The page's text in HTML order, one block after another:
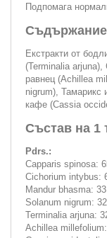
Подпомага
Екстракти от
(Terminalia
равнец (Achillea
nigrum), Тамарикс
кафе (Cassia
Състав на 1
Pdrs.:
Capparis spinosa:
Cichorium intybus:
Mandur bhasma:
Solanum nigrum:
Terminalia arjuna:
Achillea